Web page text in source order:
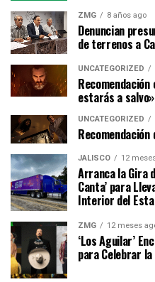
ZMG 8 años ago
Denuncian
de terrenos a
UNCATEGORIZED
estarás a salvo»
UNCATEGORIZED
Recomendación
JALISCO 12
Arranca la Gira
Canta’ para
Interior del
ZMG 12 meses
‘Los Aguilar’
para Celebrar